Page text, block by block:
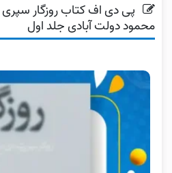
پی دی اف کتاب روزگار
محمود دولت آبادی جلد اول